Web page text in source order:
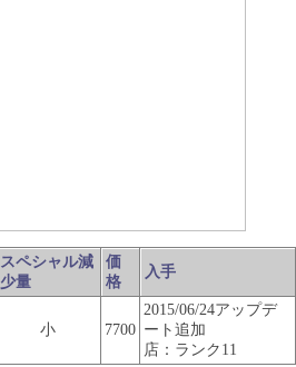
スペシャル減
少量
価
格
入手
小 7700
2015/06/24アップデ
ート追加
店：ランク11